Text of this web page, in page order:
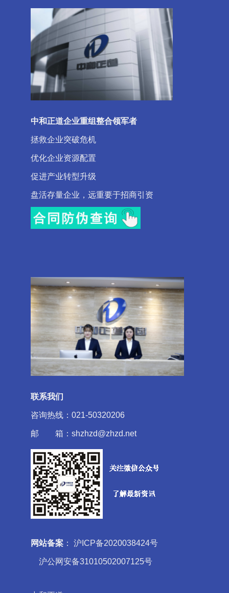
中和正道企业重组整合领军者
拯救企业突破危机
优化企业资源配置
促进产业转型升级
盘活存量企业，远重要于招商引资
联系我们
咨询热线：021-50320206
邮 箱：shzhzd@zhzd.net
网站备案 ： 沪ICP备2020038424号
沪公网安备31010502007125号